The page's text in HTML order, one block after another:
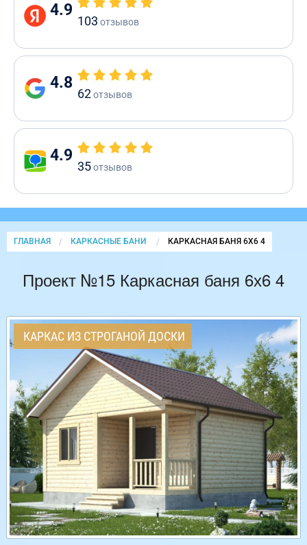
4.9
103 отзывов
4.8
62отзывов
4.9
35отзывов
ГЛАВНАЯ КАРКАСНЫЕ БАНИ CURRENT:
КАРКАСНАЯ БАНЯ 6Х6 4
Проект №15 Каркасная баня 6х6 4
КАРКАС ИЗ СТРОГАНОЙ ДОСКИ